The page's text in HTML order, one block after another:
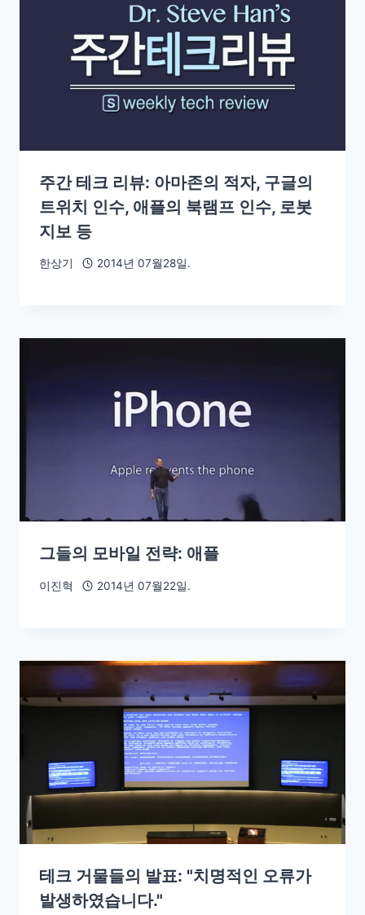
주간 테크 리뷰: 아마존의 적자, 구글의
트위치 인수, 애플의 북램프 인수, 로봇
지보 등
한상기 2014년 07월28일.
그들의 모바일 전략: 애플
이진혁 2014년 07월22일.
테크 거물들의 발표: "치명적인 오류가
발생하였습니다."